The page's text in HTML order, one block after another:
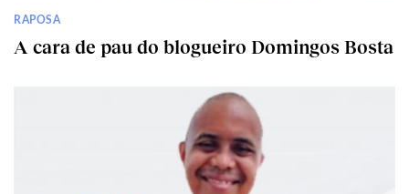
RAPOSA
A cara de pau do blogueiro Domingos Bosta